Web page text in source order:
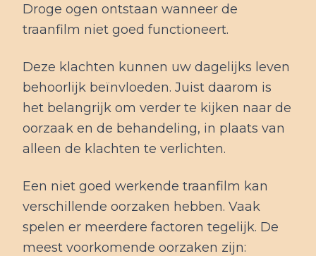
Droge ogen ontstaan wanneer de
traanfilm niet goed functioneert.
Deze klachten kunnen uw dagelijks leven
behoorlijk beïnvloeden. Juist daarom is
het belangrijk om verder te kijken naar de
oorzaak en de behandeling, in plaats van
alleen de klachten te verlichten.
Een niet goed werkende traanfilm kan
verschillende oorzaken hebben. Vaak
spelen er meerdere factoren tegelijk. De
meest voorkomende oorzaken zijn: